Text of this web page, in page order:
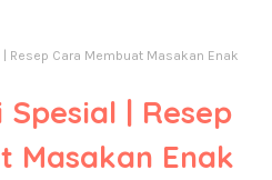
Resep Cara Membuat Masakan Enak
| Resep
Masakan Enak